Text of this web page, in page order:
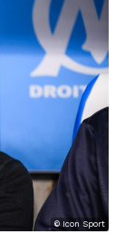
© Icon Sport